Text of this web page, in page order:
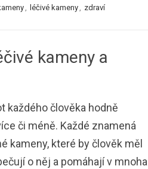
, léčivé kameny, zdraví
kameny a
každého člověka hodně
či méně. Každé znamená
kameny, které by člověk měl
o něj a pomáhají v mnoha